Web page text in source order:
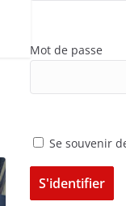
Mot de passe
Se souvenir